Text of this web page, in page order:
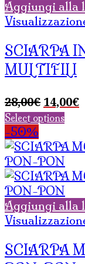
Aggiungi alla
SCIARPA
MULTIFILI
28,00€ Il
prezzo
era:
28,00€.
14,00€Il
Select options
-50%
Aggiungi alla
SCIARPA